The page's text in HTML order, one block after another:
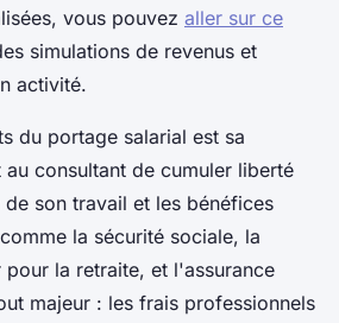
vous pouvez aller sur ce
simulations de revenus et
activité.
du portage salarial est sa
consultant de cumuler liberté
son travail et les bénéfices
la sécurité sociale, la
la retraite, et l'assurance
majeur : les frais professionnels